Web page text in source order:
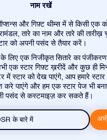
नाम रखें
और गिफ़्ट थीम्स में से किसी एक
तारे का नाम और तारे की
को अपनी पसंद से तैयार करें।
लिए एक निजीकृत सितारे का
एक स्टार गिफ़्ट ख़रीदें और कुछ ही
में स्टार को देख पाएंगे, आप हमारे
करे पाएंगे और हम एक स्टार पेज भी
पसंद से कस्टमाइज़ कर सकते हैं।
के बारे में